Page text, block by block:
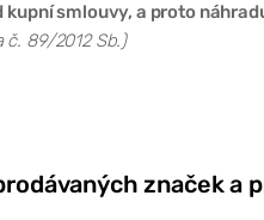
smlouvy, a proto
č. 89/2012 Sb.)
značek a